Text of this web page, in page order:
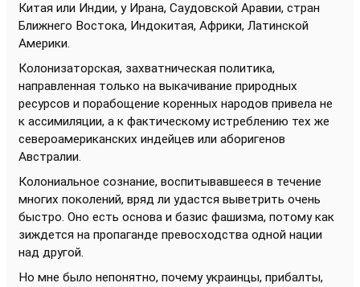
Китая или Индии, у Ирана, Саудовской Аравии, стран
Ближнего Востока, Индокитая, Африки, Латинской
Америки.
Колонизаторская, захватническая политика,
направленная только на выкачивание природных
ресурсов и порабощение коренных народов привела не
к ассимиляции, а к фактическому истреблению тех же
североамериканских индейцев или аборигенов
Австралии.
Колониальное сознание, воспитывавшееся в течение
многих поколений, вряд ли удастся выветрить очень
быстро. Оно есть основа и базис фашизма, потому как
зиждется на пропаганде превосходства одной нации
над другой.
Но мне было непонятно, почему украинцы, прибалты,